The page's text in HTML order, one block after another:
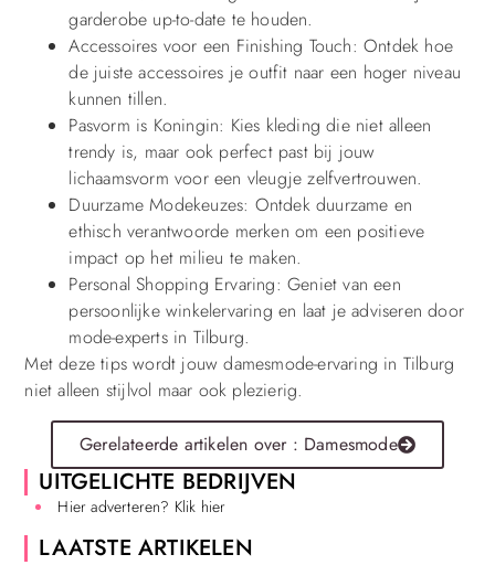
garderobe up-to-date te houden.
Accessoires voor een Finishing Touch: Ontdek hoe
de juiste accessoires je outfit naar een hoger niveau
kunnen tillen.
Pasvorm is Koningin: Kies kleding die niet alleen
trendy is, maar ook perfect past bij jouw
lichaamsvorm voor een vleugje zelfvertrouwen.
Duurzame Modekeuzes: Ontdek duurzame en
ethisch verantwoorde merken om een positieve
impact op het milieu te maken.
Personal Shopping Ervaring: Geniet van een
persoonlijke winkelervaring en laat je adviseren door
mode-experts in Tilburg.
Met deze tips wordt jouw damesmode-ervaring in Tilburg
niet alleen stijlvol maar ook plezierig.
Gerelateerde artikelen over : Damesmode
UITGELICHTE BEDRIJVEN
Hier adverteren? Klik hier
LAATSTE ARTIKELEN